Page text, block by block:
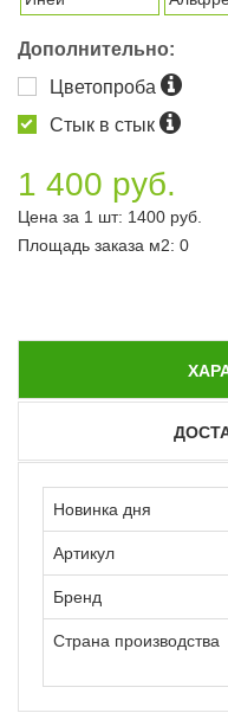
Дополнительно:
Цветопроба
Стык в стык
1 400 руб.
Цена за 1 шт: 1400 руб.
Площадь заказа м2: 0
Новинка дня
Артикул
Бренд
Страна производства